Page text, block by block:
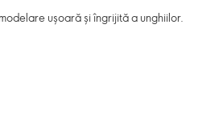
ușoară și îngrijită a unghiilor.